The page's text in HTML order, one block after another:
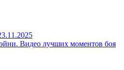
Видео лучших моментов боя